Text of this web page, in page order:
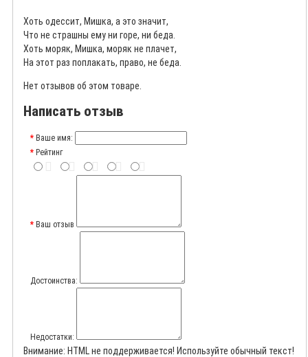
Хоть одессит, Мишка, а это значит,
Что не страшны ему ни горе, ни беда.
Хоть моряк, Мишка, моряк не плачет,
На этот раз поплакать, право, не беда.
Нет отзывов об этом товаре.
Написать отзыв
Ваше имя:
Рейтинг
Ваш отзыв
Достоинства:
Недостатки:
Внимание: HTML не поддерживается! Используйте обычный текст!